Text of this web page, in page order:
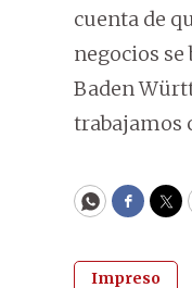
cuenta de
negocios se
Baden
trabajamos
WhatsApp
Impreso